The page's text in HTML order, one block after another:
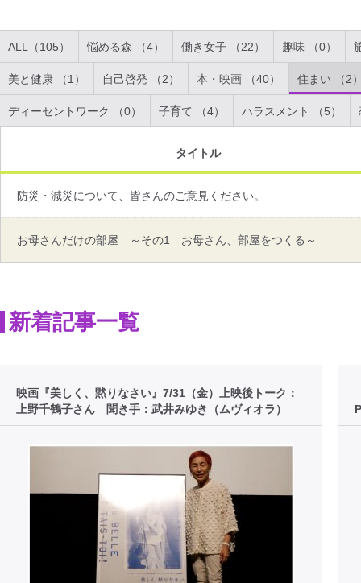
ALL（105） 悩める森 （4） 働き女子 （22） 趣味 （0）
美と健康 （1） 自己啓発 （2） 本・映画 （40） 住まい （2
ディーセントワーク （0） 子育て （4） ハラスメント （5）
タイトル
防災・減災について、皆さんのご意見ください。
お母さんだけの部屋 ～その1 お母さん、部屋をつくる～
新着記事一覧
映画『美しく、黙りなさい』7/31（金）上映後トーク：
上野千鶴子さん 聞き手：武井みゆき（ムヴィオラ）